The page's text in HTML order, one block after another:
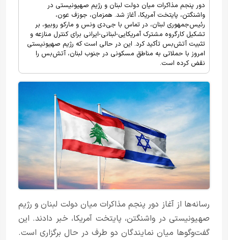
دور پنجم مذاکرات میان دولت لبنان و رژیم صهیونیستی در
واشنگتن، پایتخت آمریکا، آغاز شد. همزمان، جوزف عون،
رئیس‌جمهوری لبنان، در تماس با جی‌دی ونس و مارکو روبیو، بر
تشکیل کارگروه مشترک آمریکایی-لبنانی-ایرانی برای کنترل منازعه و
تثبیت آتش‌بس تأکید کرد. این در حالی است که رژیم صهیونیستی
امروز با حملاتی به مناطق مسکونی در جنوب لبنان، آتش‌بس را
نقض کرده است.
رسانه‌ها از آغاز دور پنجم مذاکرات میان دولت لبنان و رژیم
صهیونیستی در واشنگتن، پایتخت آمریکا، خبر دادند. این
گفت‌وگوها میان نمایندگان دو طرف در حال برگزاری است.